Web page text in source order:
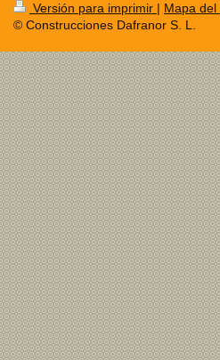
Versión para imprimir | Mapa del
© Construcciones Dafranor S. L.